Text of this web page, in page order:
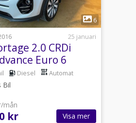
1
6
25 januari
2.0 CRDi
Euro 6
Diesel Automat
Bil
mån
kr Visa mer